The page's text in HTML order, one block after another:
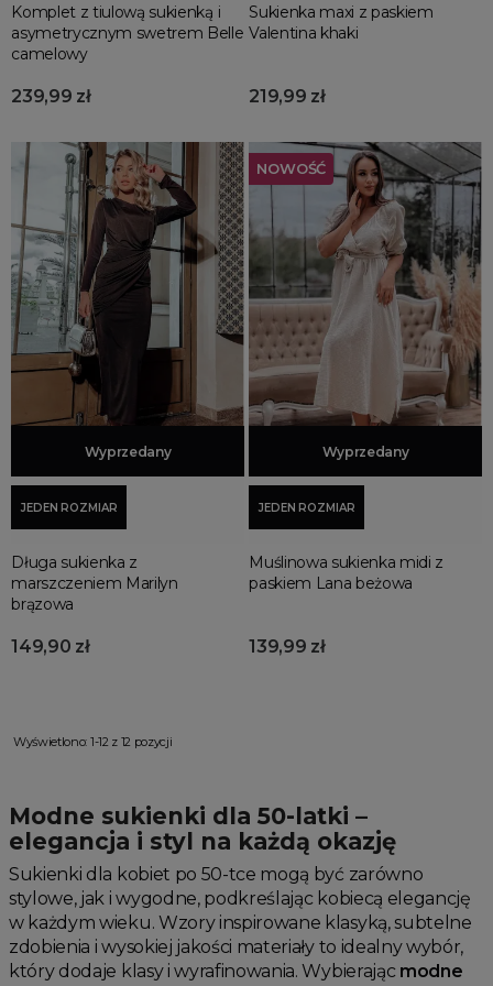
Komplet z tiulową sukienką i
asymetrycznym swetrem Belle
camelowy
239,99 zł
Sukienka maxi z paskiem
Valentina khaki
219,99 zł
Dodaj do koszyka
Wyprzedany
JEDEN ROZMIAR
Długa sukienka z
marszczeniem Marilyn
brązowa
149,90 zł
Dodaj do koszyka
Wyprzedany
JEDEN ROZMIAR
Muślinowa sukienka midi z
paskiem Lana beżowa
139,99 zł
NOWOŚĆ
Wyświetlono: 1-12 z 12 pozycji
Modne sukienki dla 50-latki –
elegancja i styl na każdą okazję
Sukienki dla kobiet po 50-tce mogą być zarówno
stylowe, jak i wygodne, podkreślając kobiecą elegancję
w każdym wieku. Wzory inspirowane klasyką, subtelne
zdobienia i wysokiej jakości materiały to idealny wybór,
który dodaje klasy i wyrafinowania. Wybierając modne